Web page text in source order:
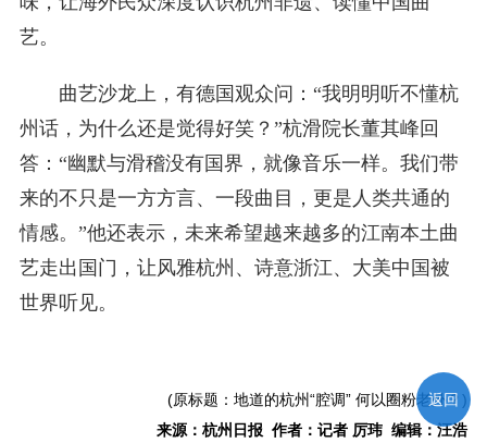
艺。
曲艺沙龙上，有德国观众问：“我明明听不懂杭
州话，为什么还是觉得好笑？”杭滑院长董其峰回
答：“幽默与滑稽没有国界，就像音乐一样。我们带
来的不只是一方方言、一段曲目，更是人类共通的
情感。”他还表示，未来希望越来越多的江南本土曲
艺走出国门，让风雅杭州、诗意浙江、大美中国被
世界听见。
(原标题：地道的杭州“腔调” 何以圈粉老外？)
来源：杭州日报 作者：记者 厉玮 编辑：汪浩
返回